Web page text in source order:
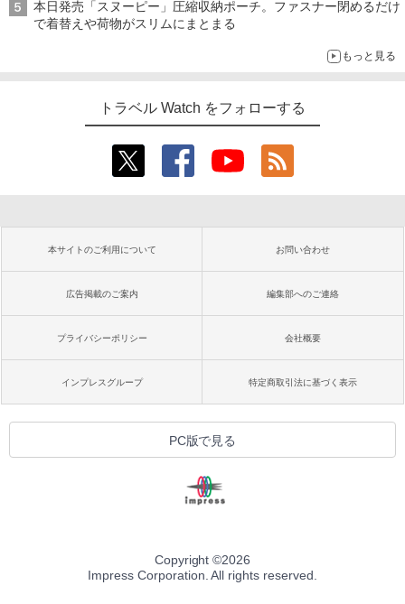
本日発売「スヌーピー」圧縮収納ポーチ。ファスナー閉めるだけ
で着替えや荷物がスリムにまとまる
もっと見る
トラベル Watch をフォローする
本サイトのご利用について お問い合わせ
広告掲載のご案内 編集部へのご連絡
プライバシーポリシー 会社概要
インプレスグループ 特定商取引法に基づく表示
PC版で見る
Copyright ©2026
Impress Corporation. All rights reserved.